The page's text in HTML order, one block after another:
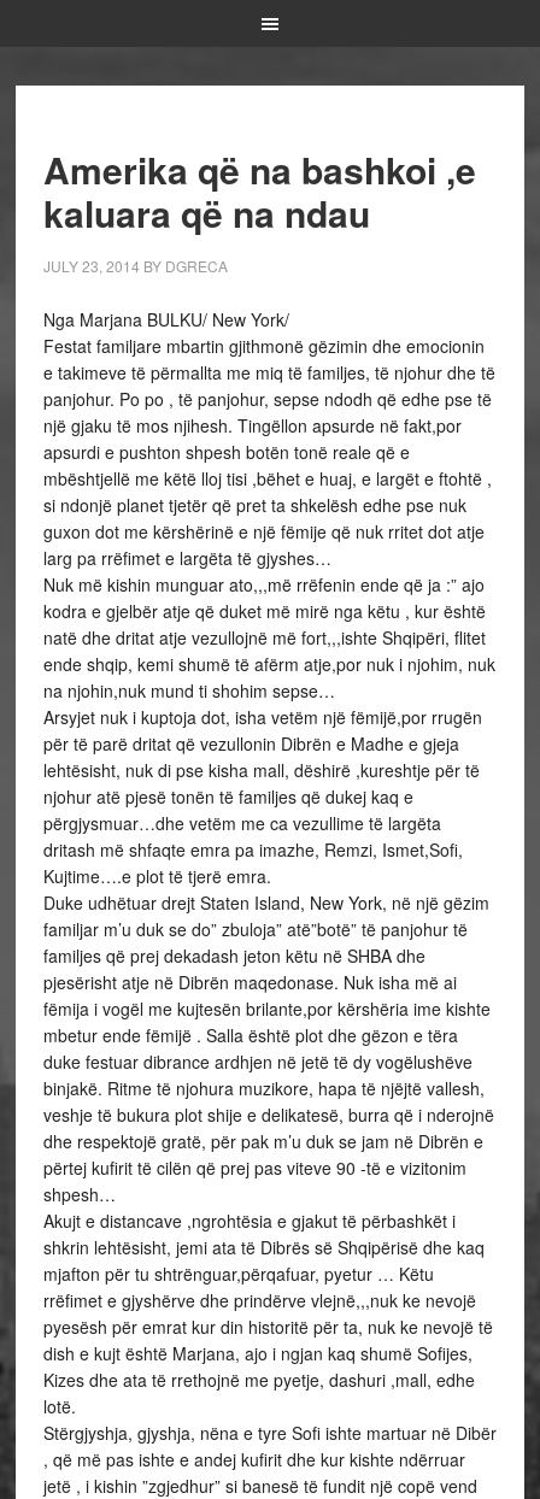
Amerika që na bashkoi ,e
kaluara që na ndau
JULY 23, 2014 BY DGRECA
Nga Marjana BULKU/ New York/
Festat familjare mbartin gjithmonë gëzimin dhe emocionin
e takimeve të përmallta me miq të familjes, të njohur dhe të
panjohur. Po po , të panjohur, sepse ndodh që edhe pse të
një gjaku të mos njihesh. Tingëllon apsurde në fakt,por
apsurdi e pushton shpesh botën tonë reale që e
mbështjellë me këtë lloj tisi ,bëhet e huaj, e largët e ftohtë ,
si ndonjë planet tjetër që pret ta shkelësh edhe pse nuk
guxon dot me kërshërinë e një fëmije që nuk rritet dot atje
larg pa rrëfimet e largëta të gjyshes…
Nuk më kishin munguar ato,,,më rrëfenin ende që ja :” ajo
kodra e gjelbër atje që duket më mirë nga këtu , kur është
natë dhe dritat atje vezullojnë më fort,,,ishte Shqipëri, flitet
ende shqip, kemi shumë të afërm atje,por nuk i njohim, nuk
na njohin,nuk mund ti shohim sepse…
Arsyjet nuk i kuptoja dot, isha vetëm një fëmijë,por rrugën
për të parë dritat që vezullonin Dibrën e Madhe e gjeja
lehtësisht, nuk di pse kisha mall, dëshirë ,kureshtje për të
njohur atë pjesë tonën të familjes që dukej kaq e
përgjysmuar…dhe vetëm me ca vezullime të largëta
dritash më shfaqte emra pa imazhe, Remzi, Ismet,Sofi,
Kujtime….e plot të tjerë emra.
Duke udhëtuar drejt Staten Island, New York, në një gëzim
familjar m’u duk se do” zbuloja” atë”botë” të panjohur të
familjes që prej dekadash jeton këtu në SHBA dhe
pjesërisht atje në Dibrën maqedonase. Nuk isha më ai
fëmija i vogël me kujtesën brilante,por kërshëria ime kishte
mbetur ende fëmijë . Salla është plot dhe gëzon e tëra
duke festuar dibrance ardhjen në jetë të dy vogëlushëve
binjakë. Ritme të njohura muzikore, hapa të njëjtë vallesh,
veshje të bukura plot shije e delikatesë, burra që i nderojnë
dhe respektojë gratë, për pak m’u duk se jam në Dibrën e
përtej kufirit të cilën që prej pas viteve 90 -të e vizitonim
shpesh…
Akujt e distancave ,ngrohtësia e gjakut të përbashkët i
shkrin lehtësisht, jemi ata të Dibrës së Shqipërisë dhe kaq
mjafton për tu shtrënguar,përqafuar, pyetur … Këtu
rrëfimet e gjyshërve dhe prindërve vlejnë,,,nuk ke nevojë
pyesësh për emrat kur din historitë për ta, nuk ke nevojë të
dish e kujt është Marjana, ajo i ngjan kaq shumë Sofijes,
Kizes dhe ata të rrethojnë me pyetje, dashuri ,mall, edhe
lotë.
Stërgjyshja, gjyshja, nëna e tyre Sofi ishte martuar në Dibër
, që më pas ishte e andej kufirit dhe kur kishte ndërruar
jetë , i kishin ”zgjedhur” si banesë të fundit një copë vend